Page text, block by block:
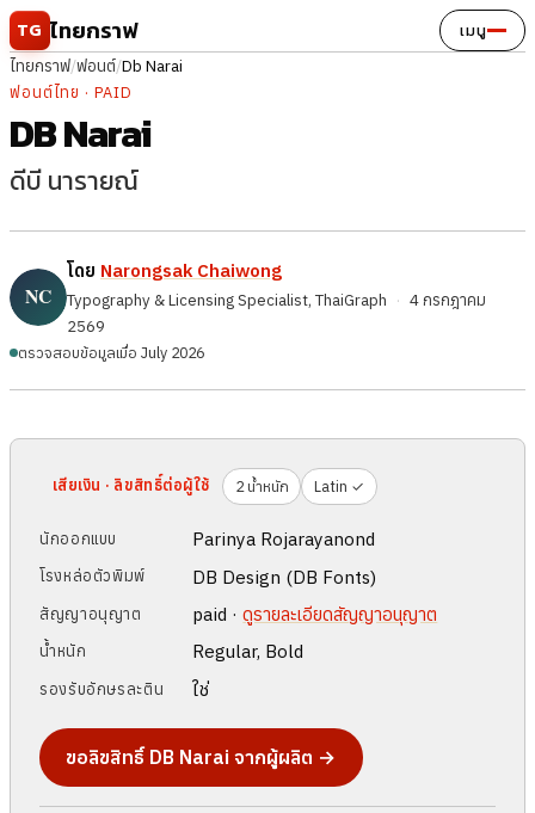
ข้ามไปยังเนื้อหา
TG ไทยกราฟ เมนู
ไทยกราฟ/ฟอนต์/Db Narai
ฟอนต์ไทย · PAID
DB Narai
ดีบี นารายณ์
โดย Narongsak Chaiwong
Typography & Licensing Specialist, ThaiGraph · 4 กรกฎาคม
2569
ตรวจสอบข้อมูลเมื่อ July 2026
เสียเงิน · ลิขสิทธิ์ต่อผู้ใช้ 2 น้ำหนัก Latin ✓
นักออกแบบ Parinya Rojarayanond
โรงหล่อตัวพิมพ์ DB Design (DB Fonts)
สัญญาอนุญาต paid ·ดูรายละเอียดสัญญาอนุญาต
น้ำหนัก Regular, Bold
รองรับอักษรละติน ใช่
ขอลิขสิทธิ์ DB Narai จากผู้ผลิต →